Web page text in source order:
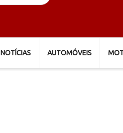
NOTÍCIAS AUTOMÓVEIS